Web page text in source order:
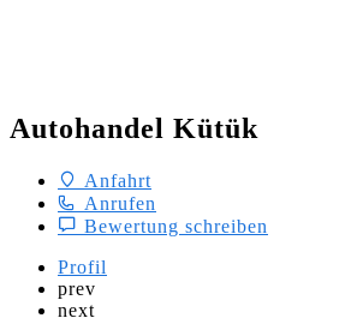
Autohandel Kütük
Anfahrt
Anrufen
Bewertung schreiben
Profil
prev
next